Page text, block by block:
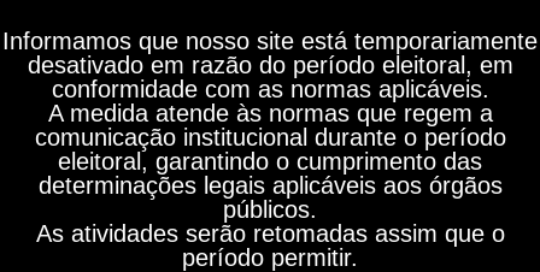
Informamos que nosso site está temporariamente
desativado em razão do período eleitoral, em
conformidade com as normas aplicáveis.
A medida atende às normas que regem a
comunicação institucional durante o período
eleitoral, garantindo o cumprimento das
determinações legais aplicáveis aos órgãos
públicos.
As atividades serão retomadas assim que o
período permitir.